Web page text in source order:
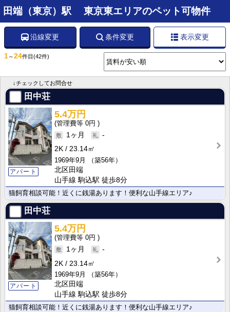
田端（東京）駅 東京東エリアのペット可物件
沿線変更 条件変更 表示変更
1～24件目 (42件)
↓チェックしてお問合せ
田中荘
アパート
5.4万円
0円
1ヶ月
-
2K
23.14㎡
1969年9月
（築56年）
北区田端
山手線 駒込駅 徒歩8分
猫飼育相談可能！近くに銭湯あります！便利な山手線エリア♪
田中荘
アパート
5.4万円
0円
1ヶ月
-
2K
23.14㎡
1969年9月
（築56年）
北区田端
山手線 駒込駅 徒歩8分
猫飼育相談可能！近くに銭湯あります！便利な山手線エリア♪